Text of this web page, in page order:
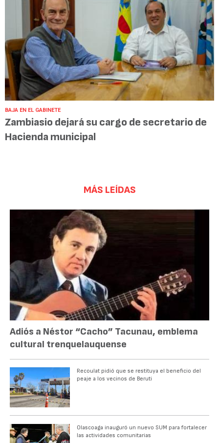
BAJA EN EL GABINETE
Zambiasio dejará su cargo de secretario de
Hacienda municipal
MÁS LEÍDAS
Adiós a Néstor “Cacho” Tacunau, emblema
cultural trenquelauquense
Recoulat pidió que se restituya el beneficio del
peaje a los vecinos de Beruti
Olascoaga inauguró un nuevo SUM para fortalecer
las actividades comunitarias